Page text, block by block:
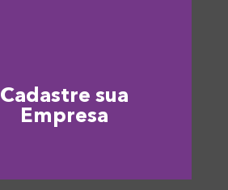
Cadastre sua
Empresa